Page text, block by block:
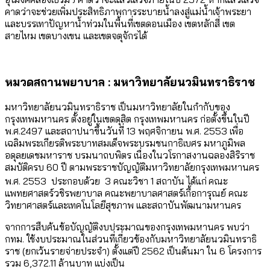
คาดว่าจะช่วยเพิ่มประสิทธิภาพการระบายน้ำลงสู่แม่น้ำเจ้าพระยา
และบรรเทาปัญหาน้ำท่วมในพื้นที่เขตดอนเมือง เขตหลักสี่ เขต
สายไหม เขตบางเขน และเขตจตุจักรได้
หมวดสถานพยาบาล : มหาวิทยาลัยนวมินทราธิราช
มหาวิทยาลัยนวมินทราธิราช เป็นมหาวิทยาลัยในกำกับของ
กรุงเทพมหานคร ตั้งอยู่ในเขตดุสิต กรุงเทพมหานคร ก่อตั้งขึ้นในปี
พ.ศ.2497 และสถาปนาขึ้นวันที่ 13 พฤศจิกายน พ.ศ. 2553 เพื่อ
เฉลิมพระเกียรติพระบาทสมเด็จพระบรมชนกาธิเบศร มหาภูมิพล
อดุลยเดชมหาราช บรมนาถบพิตร เนื่องในวโรกาสงานฉลองสิริราช
สมบัติครบ 60 ปี ตามพระราชบัญญัติมหาวิทยาลัยกรุงเทพมหานคร
พ.ศ. 2553 ประกอบด้วย 3 คณะวิชา 1 สถาบัน ได้แก่ คณะ
แพทยศาสตร์วชิรพยาบาล คณะพยาบาลศาสตร์เกื้อการุณย์ คณะ
วิทยาศาสตร์และเทคโนโลยีสุขภาพ และสถาบันพัฒนามหานคร
จากการสืบค้นข้อบัญญัติงบประมาณของกรุงเทพมหานคร พบว่า
กทม. ใช้งบประมาณในส่วนที่เกี่ยวข้องกับมหาวิทยาลัยนวมินทราธิ
ราช (ยกเว้นรายจ่ายประจำ) ตั้งแต่ปี 2562 เป็นต้นมา ใน 6 โครงการ
รวม 6,372.11 ล้านบาท แบ่งเป็น